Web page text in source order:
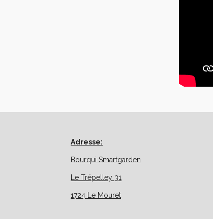
Adresse:
Bourqui Smartgarden
Le Trépelley 31
1724 Le Mouret